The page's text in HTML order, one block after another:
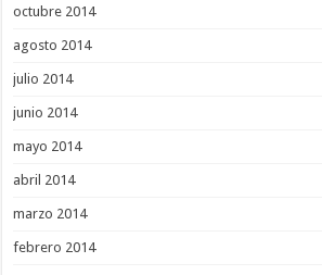
octubre 2014
agosto 2014
julio 2014
junio 2014
mayo 2014
abril 2014
marzo 2014
febrero 2014